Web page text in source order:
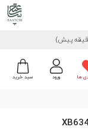
سبد خرید ورود ها